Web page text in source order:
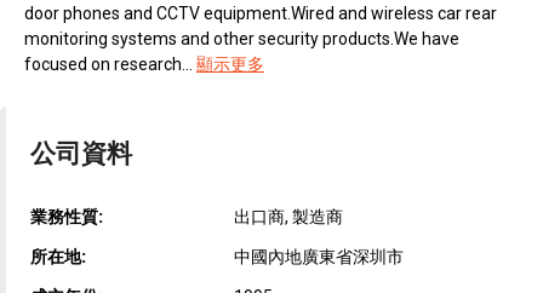
door phones and CCTV equipment.Wired and wireless car rear
monitoring systems and other security products.We have
focused on research... 顯示更多
公司資料
業務性質: 出口商, 製造商
所在地: 中國內地廣東省深圳市